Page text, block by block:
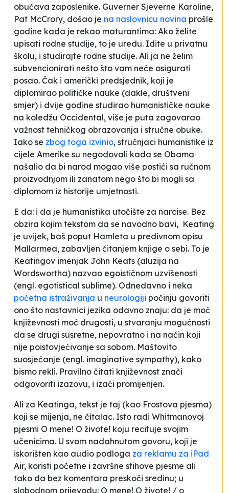
obučava zaposlenike. Guverner Sjeverne Karoline,
Pat McCrory, došao je na naslovnicu novina prošle
godine kada je rekao maturantima: Ako želite
upisati rodne studije, to je uredu. Idite u privatnu
školu, i studirajte rodne studije. Ali ja ne želim
subvencionirati nešto što vam neće osigurati
posao. Čak i američki predsjednik, koji je
diplomirao političke nauke (dakle, društveni
smjer) i dvije godine studirao humanističke nauke
na koledžu Occidental, više je puta zagovarao
važnost tehničkog obrazovanja i stručne obuke.
Iako se zbog toga izvinio, stručnjaci humanistike iz
cijele Amerike su negodovali kada se Obama
našalio da bi narod mogao više postići sa ručnom
proizvodnjom ili zanatom nego što bi mogli sa
diplomom iz historije umjetnosti.
E da: i da je humanistika utočište za narcise. Bez
obzira kojim tekstom da se navodno bavi, Keating
je uvijek, baš poput Hamleta u predivnom opisu
Mallarmea, zabavljen čitanjem knjige o sebi. To je
Keatingov imenjak John Keats (aluzija na
Wordswortha) nazvao egoističnom uzvišenosti
(engl. egotistical sublime). Odnedavno i neka
početna istraživanja u neurologiji počinju govoriti
ono što nastavnici jezika odavno znaju: da je moć
književnosti moć drugosti, u stvaranju mogućnosti
da se drugi susretne, nepovratno i na način koji
nije poistovjećivanje sa sobom. Maštovito
suosjećanje (engl. imaginative sympathy), kako
bismo rekli. Pravilno čitati književnost znači
odgovoriti izazovu, i izaći promijenjen.
Ali za Keatinga, tekst je taj (kao Frostova pjesma)
koji se mijenja, ne čitalac. Isto radi Whitmanovoj
pjesmi O mene! O živote! koju recituje svojim
učenicima. U svom nadahnutom govoru, koji je
iskorišten kao audio podloga za reklamu za iPad
Air, koristi početne i završne stihove pjesme ali
tako da bez komentara preskoči sredinu; u
slobodnom prijevodu: O mene! O živote! / o